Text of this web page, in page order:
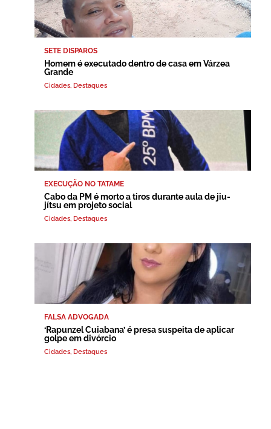
SETE DISPAROS
Homem é executado dentro de casa em Várzea
Grande
Cidades Destaques
EXECUÇÃO NO TATAME
Cabo da PM é morto a tiros durante aula de jiu-
jítsu em projeto social
Cidades Destaques
FALSA ADVOGADA
‘Rapunzel Cuiabana’ é presa suspeita de aplicar
golpe em divórcio
Cidades Destaques